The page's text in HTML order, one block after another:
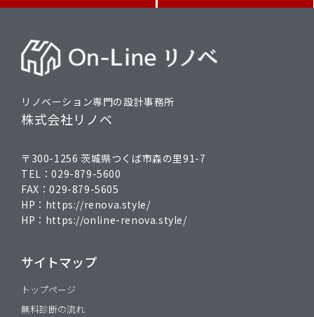
リノベーション専門の設計事務所
株式会社リノベ
〒300-1256 茨城県つくば市森の里91-7
TEL：029-879-5600
FAX：029-879-5605
HP： https://renova.style/
HP： https://online-renova.style/
サイトマップ
トップページ
無料診断の流れ